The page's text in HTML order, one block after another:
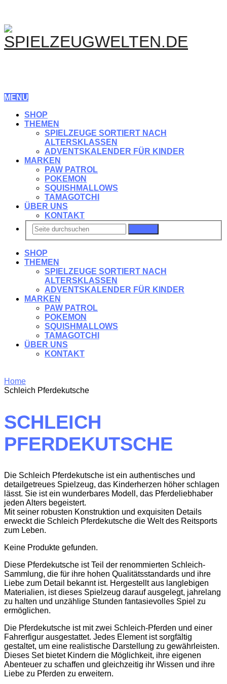
MENU
SHOP
THEMEN
SPIELZEUGE SORTIERT NACH
ALTERSKLASSEN
ADVENTSKALENDER FÜR KINDER
MARKEN
PAW PATROL
POKEMON
SQUISHMALLOWS
TAMAGOTCHI
ÜBER UNS
KONTAKT
SHOP
THEMEN
SPIELZEUGE SORTIERT NACH
ALTERSKLASSEN
ADVENTSKALENDER FÜR KINDER
MARKEN
PAW PATROL
POKEMON
SQUISHMALLOWS
TAMAGOTCHI
ÜBER UNS
KONTAKT
Home
Schleich Pferdekutsche
SCHLEICH
PFERDEKUTSCHE
Die Schleich Pferdekutsche ist ein authentisches und
detailgetreues Spielzeug, das Kinderherzen höher schlagen
lässt. Sie ist ein wunderbares Modell, das Pferdeliebhaber
jeden Alters begeistert.
Mit seiner robusten Konstruktion und exquisiten Details
erweckt die Schleich Pferdekutsche die Welt des Reitsports
zum Leben.
Keine Produkte gefunden.
Diese Pferdekutsche ist Teil der renommierten Schleich-
Sammlung, die für ihre hohen Qualitätsstandards und ihre
Liebe zum Detail bekannt ist. Hergestellt aus langlebigen
Materialien, ist dieses Spielzeug darauf ausgelegt, jahrelang
zu halten und unzählige Stunden fantasievolles Spiel zu
ermöglichen.
Die Pferdekutsche ist mit zwei Schleich-Pferden und einer
Fahrerfigur ausgestattet. Jedes Element ist sorgfältig
gestaltet, um eine realistische Darstellung zu gewährleisten.
Dieses Set bietet Kindern die Möglichkeit, ihre eigenen
Abenteuer zu schaffen und gleichzeitig ihr Wissen und ihre
Liebe zu Pferden zu erweitern.